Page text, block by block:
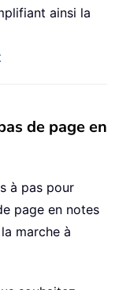
ainsi la
de page en
à pas pour
page en notes
marche à